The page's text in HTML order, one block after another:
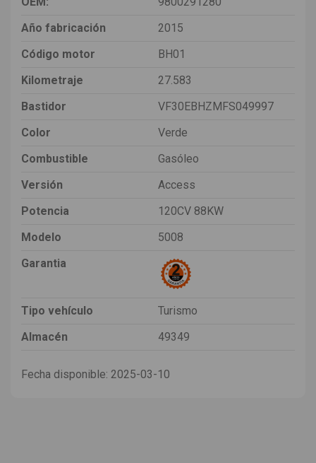
Año fabricación
2015
Código motor
BH01
Kilometraje
27.583
Bastidor
VF30EBHZMFS049997
Color
Verde
Combustible
Gasóleo
Versión
Access
Potencia
120CV 88KW
Modelo
5008
Garantia
Tipo vehículo
Turismo
Almacén
49349
Fecha disponible: 2025-03-10